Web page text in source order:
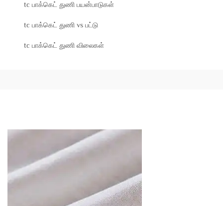
tc பாக்கெட் துணி பயன்பாடுகள்
tc பாக்கெட் துணி vs பட்டு
tc பாக்கெட் துணி விலைகள்